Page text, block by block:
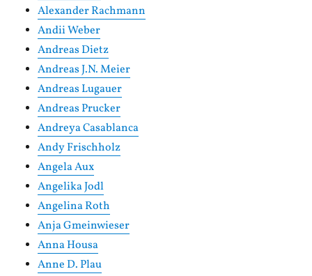
Alexander Rachmann
Andii Weber
Andreas Dietz
Andreas J.N. Meier
Andreas Lugauer
Andreas Prucker
Andreya Casablanca
Andy Frischholz
Angela Aux
Angelika Jodl
Angelina Roth
Anja Gmeinwieser
Anna Housa
Anne D. Plau